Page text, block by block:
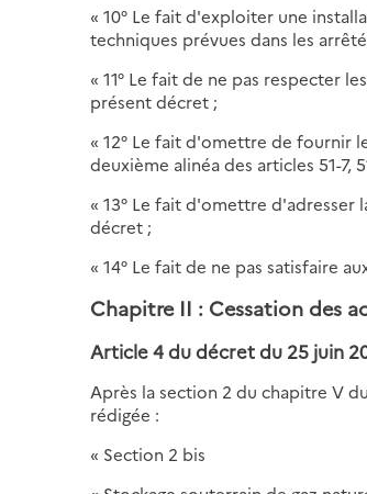
« 10° Le fait d'exploiter une
techniques prévues dans les
« 11° Le fait de ne pas respecter
présent décret ;
« 12° Le fait d'omettre de fournir
deuxième alinéa des articles 51-7,
« 13° Le fait d'omettre
décret ;
« 14° Le fait de ne pas satisfaire
Chapitre II : Cessation des
Article 4 du décret du 25 juin
Après la section 2 du chapitre V
rédigée :
« Section 2 bis